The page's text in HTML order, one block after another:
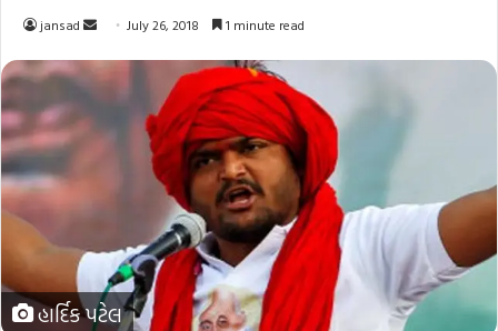
jansad
Send
email
July 26, 2018 1 minute read
હાર્દિક પટેલ